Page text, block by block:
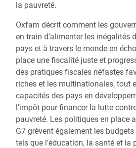
la pauvreté.
Oxfam décrit comment les
en train d’alimenter les inégalités
pays et à travers le monde en
place une fiscalité juste et
des pratiques fiscales néfastes
riches et les multinationales, tout
capacités des pays en
l’impôt pour financer la lutte
pauvreté. Les politiques en place
G7 grèvent également les
tels que l’éducation, la santé et la